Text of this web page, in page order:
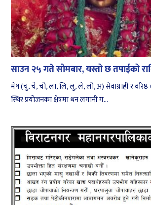
साउन २५ गते सोमबार, यस्तो छ तपाईको
मेष (चु, चे, चो, ला, लि, लु, ले, लो, अ) सेवाग्राही र
स्थिर प्रयोजनका क्षेत्रमा धन लगानी ग...